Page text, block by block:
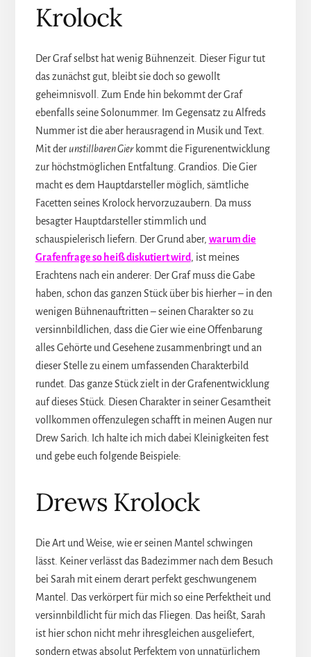
Krolock
Der Graf selbst hat wenig Bühnenzeit. Dieser Figur tut
das zunächst gut, bleibt sie doch so gewollt
geheimnisvoll. Zum Ende hin bekommt der Graf
ebenfalls seine Solonummer. Im Gegensatz zu Alfreds
Nummer ist die aber herausragend in Musik und Text.
Mit der unstillbaren Gierkommt die Figurenentwicklung
zur höchstmöglichen Entfaltung. Grandios. Die Gier
macht es dem Hauptdarsteller möglich, sämtliche
Facetten seines Krolock hervorzuzaubern. Da muss
besagter Hauptdarsteller stimmlich und
schauspielerisch liefern. Der Grund aber, warum die
Grafenfrage so heiß diskutiert wird, ist meines
Erachtens nach ein anderer: Der Graf muss die Gabe
haben, schon das ganzen Stück über bis hierher – in den
wenigen Bühnenauftritten – seinen Charakter so zu
versinnbildlichen, dass die Gier wie eine Offenbarung
alles Gehörte und Gesehene zusammenbringt und an
dieser Stelle zu einem umfassenden Charakterbild
rundet. Das ganze Stück zielt in der Grafenentwicklung
auf dieses Stück. Diesen Charakter in seiner Gesamtheit
vollkommen offenzulegen schafft in meinen Augen nur
Drew Sarich. Ich halte ich mich dabei Kleinigkeiten fest
und gebe euch folgende Beispiele:
Drews Krolock
Die Art und Weise, wie er seinen Mantel schwingen
lässt. Keiner verlässt das Badezimmer nach dem Besuch
bei Sarah mit einem derart perfekt geschwungenem
Mantel. Das verkörpert für mich so eine Perfektheit und
versinnbildlicht für mich das Fliegen. Das heißt, Sarah
ist hier schon nicht mehr ihresgleichen ausgeliefert,
sondern etwas absolut Perfektem von unnatürlichem